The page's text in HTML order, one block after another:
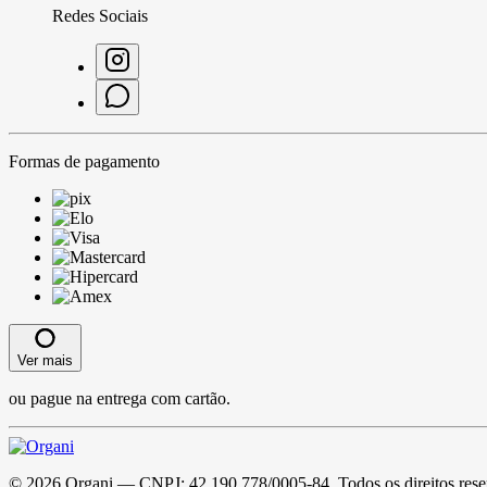
Redes Sociais
Formas de pagamento
Ver mais
ou pague na entrega com cartão.